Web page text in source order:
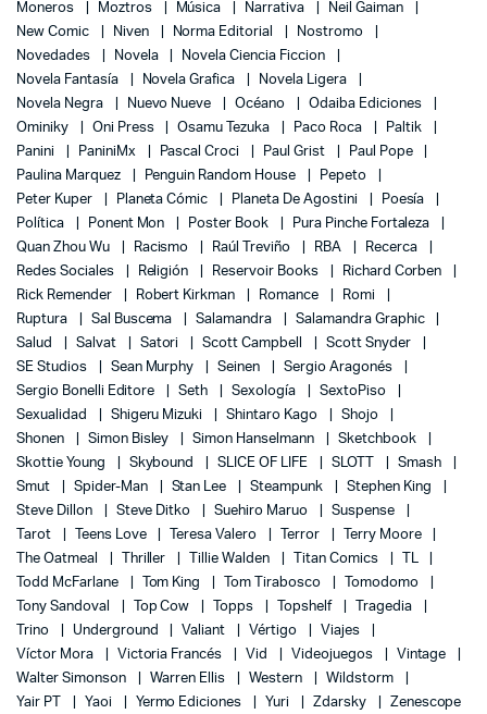
Moneros
Moztros Música Narrativa
Neil Gaiman
New Comic
Niven Norma Editorial
Nostromo
Novedades
Novela
Novela Ciencia Ficcion
Novela Fantasía
Novela Grafica
Novela Ligera
Novela Negra
Nuevo Nueve Océano
Odaiba Ediciones
Ominiky
Oni Press Osamu Tezuka Paco Roca
Paltik
Panini
PaniniMx Pascal Croci Paul Grist
Paul Pope
Paulina Marquez
Penguin Random House
Pepeto
Peter Kuper
Planeta Cómic Planeta De Agostini
Poesía
Política
Ponent Mon Poster Book
Pura Pinche Fortaleza
Quan Zhou Wu
Racismo Raúl Treviño RBA
Recerca
Redes Sociales
Religión Reservoir Books
Richard Corben
Rick Remender
Robert Kirkman Romance
Romi
Ruptura
Sal Buscema Salamandra
Salamandra Graphic
Salud
Salvat Satori Scott Campbell
Scott Snyder
SE Studios
Sean Murphy Seinen
Sergio Aragonés
Sergio Bonelli Editore
Seth Sexología
SextoPiso
Sexualidad
Shigeru Mizuki Shintaro Kago
Shojo
Shonen
Simon Bisley Simon Hanselmann
Sketchbook
Skottie Young
Skybound SLICE OF LIFE SLOTT
Smash
Smut
Spider-Man Stan Lee Steampunk
Stephen King
Steve Dillon
Steve Ditko Suehiro Maruo
Suspense
Tarot
Teens Love Teresa Valero Terror
Terry Moore
The Oatmeal
Thriller Tillie Walden Titan Comics
TL
Todd McFarlane
Tom King Tom Tirabosco
Tomodomo
Tony Sandoval
Top Cow Topps Topshelf
Tragedia
Trino
Underground Valiant Vértigo
Viajes
Víctor Mora
Victoria Francés Vid Videojuegos
Vintage
Walter Simonson
Warren Ellis Western
Wildstorm
Yair PT
Yaoi Yermo Ediciones Yuri Zdarsky Zenescope